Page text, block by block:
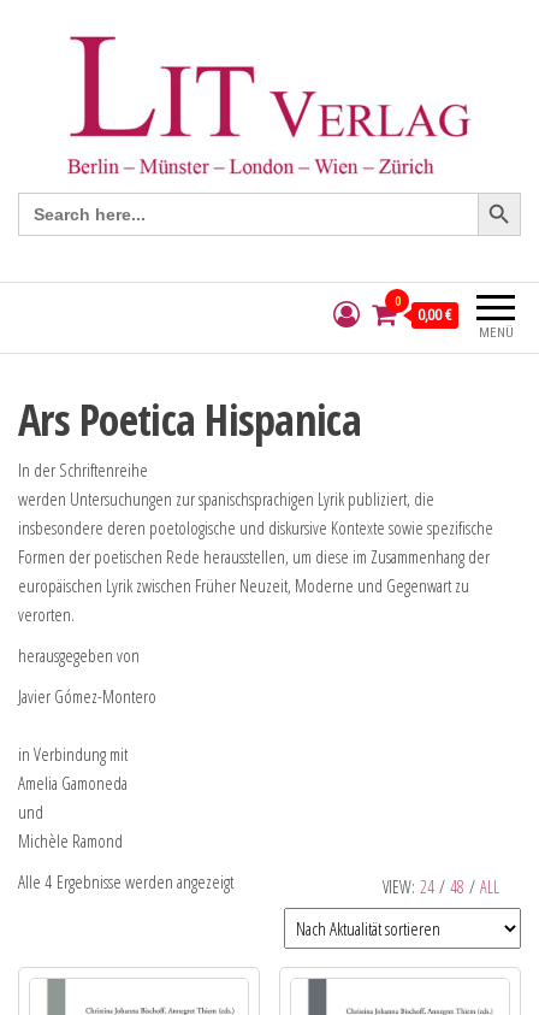
Search
for:
Search Button
MENÜ
0
0,00 €
Ars Poetica Hispanica
In der Schriftenreihe
werden Untersuchungen zur spanischsprachigen Lyrik publiziert, die
insbesondere deren poetologische und diskursive Kontexte sowie spezifische
Formen der poetischen Rede herausstellen, um diese im Zusammenhang der
europäischen Lyrik zwischen Früher Neuzeit, Moderne und Gegenwart zu
verorten.
herausgegeben von
Javier Gómez-Montero
in Verbindung mit
Amelia Gamoneda
und
Michèle Ramond
VIEW: 24 / 48 / ALL
Alle 4 Ergebnisse werden angezeigt